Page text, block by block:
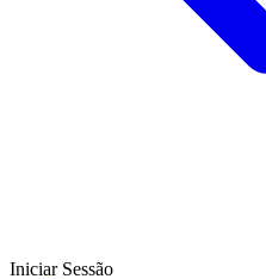
Iniciar Sessão